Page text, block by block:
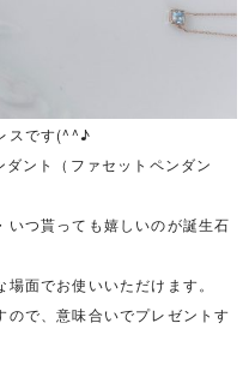
スです(^^♪
ント（ファセットペンダン
いつ貰っても嬉しいのが誕生石
面でお使いいただけます。
で、意味合いでプレゼントす